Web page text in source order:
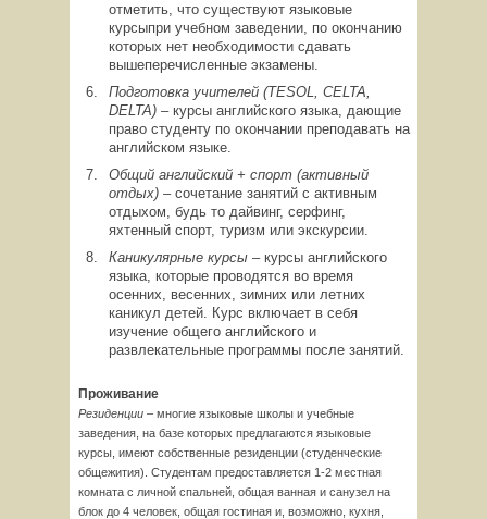
отметить, что существуют языковые
курсыпри учебном заведении, по окончанию
которых нет необходимости сдавать
вышеперечисленные экзамены.
Подготовка учителей (TESOL, CELTA,
DELTA) –курсы английского языка, дающие
право студенту по окончании преподавать на
английском языке.
Общий английский + спорт (активный
отдых) – сочетание занятий с активным
отдыхом, будь то дайвинг, серфинг,
яхтенный спорт, туризм или экскурсии.
Каникулярные курсы – курсы английского
языка, которые проводятся во время
осенних, весенних, зимних или летних
каникул детей. Курс включает в себя
изучение общего английского и
развлекательные программы после занятий.
Проживание
Резиденции – многие языковые школы и учебные
заведения, на базе которых предлагаются языковые
курсы, имеют собственные резиденции (студенческие
общежития). Студентам предоставляется 1-2 местная
комната с личной спальней, общая ванная и санузел на
блок до 4 человек, общая гостиная и, возможно, кухня,